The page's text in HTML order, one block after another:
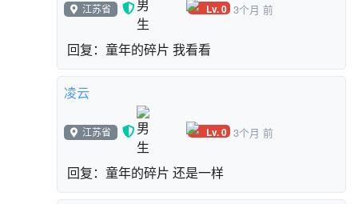
江苏省 Lv. 0 3个月 前
回复：童年的碎片 我看看
凌云
江苏省 Lv. 0 3个月 前
回复：童年的碎片 还是一样